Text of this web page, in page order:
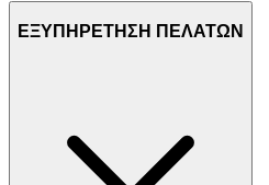
ΕΞΥΠΗΡΕΤΗΣΗ ΠΕΛΑΤΩΝ